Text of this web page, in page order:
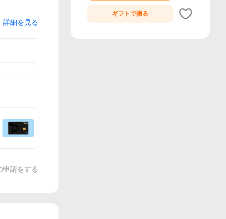
詳細を見る
申請をする
ギフトで贈る